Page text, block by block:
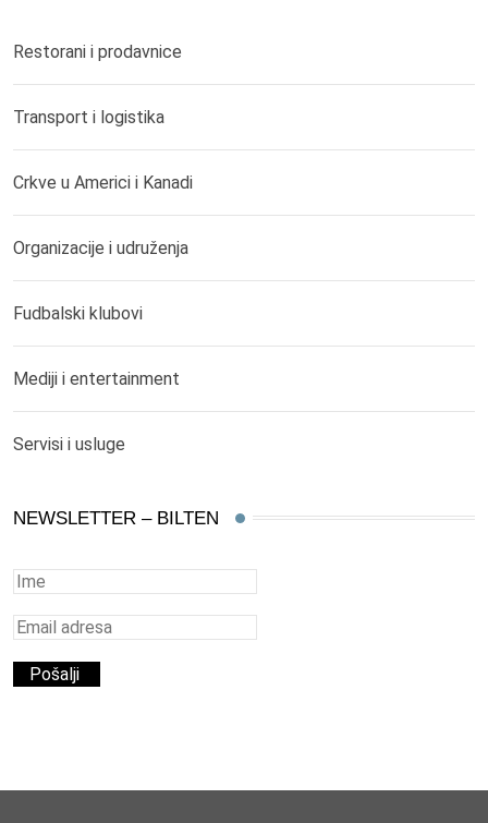
Restorani i prodavnice
Transport i logistika
Crkve u Americi i Kanadi
Organizacije i udruženja
Fudbalski klubovi
Mediji i entertainment
Servisi i usluge
NEWSLETTER – BILTEN